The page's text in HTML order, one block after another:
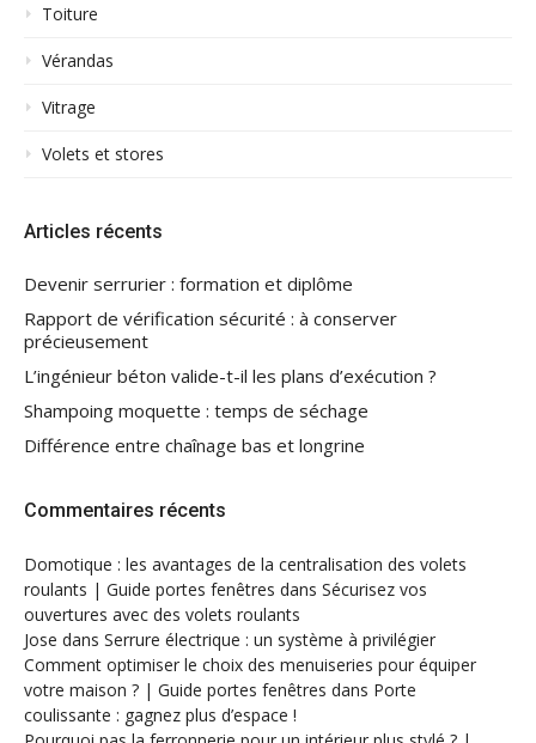
Toiture
Vérandas
Vitrage
Volets et stores
Articles récents
Devenir serrurier : formation et diplôme
Rapport de vérification sécurité : à conserver
précieusement
L’ingénieur béton valide-t-il les plans d’exécution ?
Shampoing moquette : temps de séchage
Différence entre chaînage bas et longrine
Commentaires récents
Domotique : les avantages de la centralisation des volets
roulants | Guide portes fenêtres dans Sécurisez vos
ouvertures avec des volets roulants
Jose dans Serrure électrique : un système à privilégier
Comment optimiser le choix des menuiseries pour équiper
votre maison ? | Guide portes fenêtres dans Porte
coulissante : gagnez plus d’espace !